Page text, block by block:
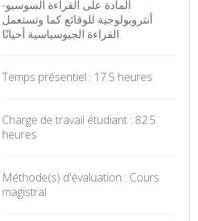
المادة على القراءة السوسيو-
أنتروبولوجية للوقائع كما وتستعمل
القراءة الجيوسياسية أحيانًا.
Temps présentiel : 17.5 heures
Charge de travail étudiant : 82.5
heures
Méthode(s) d'évaluation : Cours
magistral